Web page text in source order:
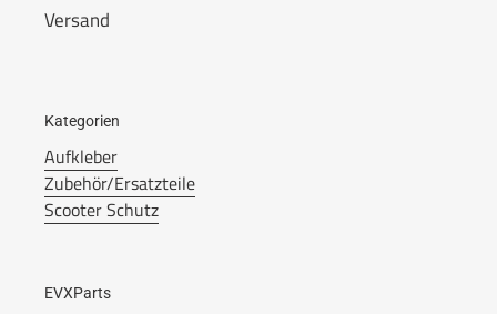
Versand
Kategorien
Aufkleber
Zubehör/Ersatzteile
Scooter Schutz
EVXParts